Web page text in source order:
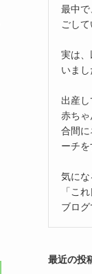
最中
ごして
実は
いまし
出産
赤ちゃ
合間
ーチを
気にな
「こ
ブログ
最近の投